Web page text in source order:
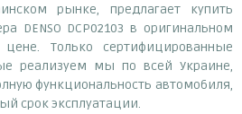
рынке, предлагает купить
DENSO DCP02103 в оригинальном
Только сертифицированные
реализуем мы по всей Украине,
функциональность автомобиля,
срок эксплуатации.